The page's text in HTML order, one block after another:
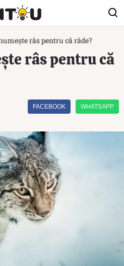
râs pentru că râde?
râs pentru că
FACEBOOK WHATSAPP